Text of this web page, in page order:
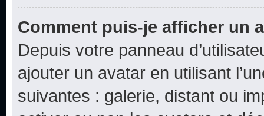
Comment puis-je afficher un
Depuis votre panneau
ajouter un avatar en utilisant
suivantes : galerie, distant ou